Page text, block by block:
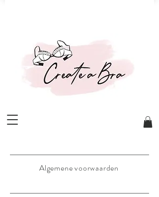
Algemene voorwaarden